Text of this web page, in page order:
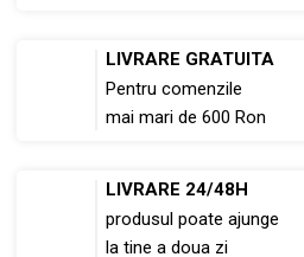
LIVRARE GRATUITA
Pentru comenzile
mai mari de 600 Ron
LIVRARE 24/48H
produsul poate ajunge
la tine a doua zi